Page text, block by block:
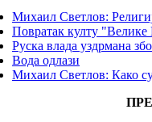
Михаил Светлов:
Повратак култу "Велике
Руска влада уздрмана
Вода одлази
Михаил Светлов: Како